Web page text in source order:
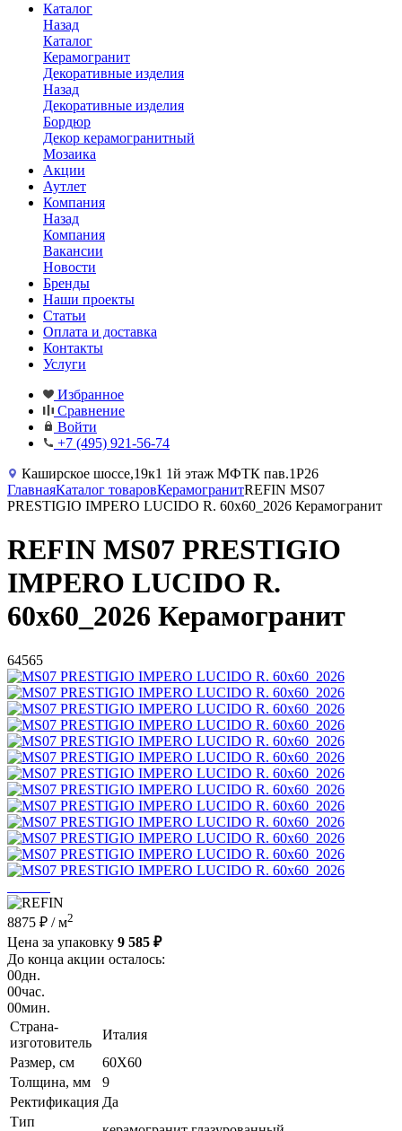
Каталог
Назад
Каталог
Керамогранит
Декоративные изделия
Назад
Декоративные изделия
Бордюр
Декор керамогранитный
Мозаика
Акции
Аутлет
Компания
Назад
Компания
Вакансии
Новости
Бренды
Наши проекты
Статьи
Оплата и доставка
Контакты
Услуги
Избранное
Сравнение
Войти
+7 (495) 921-56-74
Каширское шоссе,19к1 1й этаж МФТК пав.1Р26
ГлавнаяКаталог товаровКерамогранитREFIN MS07
PRESTIGIO IMPERO LUCIDO R. 60x60_2026 Керамогранит
REFIN MS07 PRESTIGIO
IMPERO LUCIDO R.
60x60_2026 Керамогранит
64565
8875 ₽ / м2
Цена за упаковку 9 585 ₽
До конца акции осталось:
00дн.
00час.
00мин.
Страна-
изготовитель
Италия
Размер, см
60X60
Толщина, мм
9
Ректификация Да
Тип